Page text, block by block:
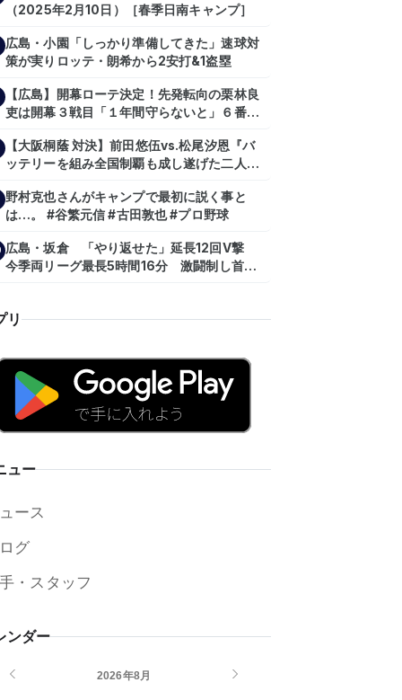
（2025年2月10日）［春季日南キャンプ］
広島・小園「しっかり準備してきた」速球対
策が実りロッテ・朗希から2安打&1盗塁
【広島】開幕ローテ決定！先発転向の栗林良
吏は開幕３戦目「１年間守らないと」６番手
【大阪桐蔭 対決】前田悠伍vs.松尾汐恩『バ
ッテリーを組み全国制覇も成し遂げた二人
野村克也さんがキャンプで最初に説く事と
は…。 #谷繁元信 #古田敦也 #プロ野球
広島・坂倉 「やり返せた」延長12回V撃
今季両リーグ最長5時間16分 激闘制し首位
リ
ュー
ース
グ
・スタッフ
ンダー
2026年8月